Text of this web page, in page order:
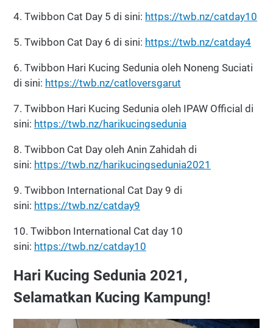
4. Twibbon Cat Day 5 di sini: https://twb.nz/catday10
5. Twibbon Cat Day 6 di sini: https://twb.nz/catday4
6. Twibbon Hari Kucing Sedunia oleh Noneng Suciati
di sini: https://twb.nz/catloversgarut
7. Twibbon Hari Kucing Sedunia oleh IPAW Official di
sini: https://twb.nz/harikucingsedunia
8. Twibbon Cat Day oleh Anin Zahidah di
sini: https://twb.nz/harikucingsedunia2021
9. Twibbon International Cat Day 9 di
sini: https://twb.nz/catday9
10. Twibbon International Cat day 10
sini: https://twb.nz/catday10
Hari Kucing Sedunia 2021,
Selamatkan Kucing Kampung!